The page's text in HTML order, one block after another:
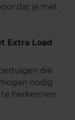
dat je met
Extra Load
die
nodig
te herkennen